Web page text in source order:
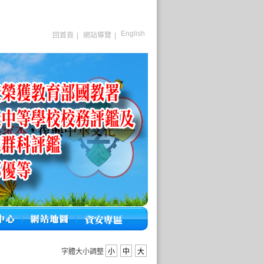
回首頁 網站導覽 English
字體大小調整 小 中 大